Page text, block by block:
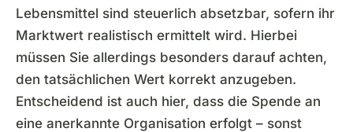
Lebensmittel sind steuerlich absetzbar, sofern ihr
Marktwert realistisch ermittelt wird. Hierbei
müssen Sie allerdings besonders darauf achten,
den tatsächlichen Wert korrekt anzugeben.
Entscheidend ist auch hier, dass die Spende an
eine anerkannte Organisation erfolgt – sonst